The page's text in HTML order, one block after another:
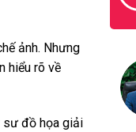
ảnh. Nhưng
hiểu rõ về
sư đồ họa giải